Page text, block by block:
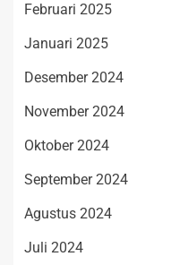
Februari 2025
Januari 2025
Desember 2024
November 2024
Oktober 2024
September 2024
Agustus 2024
Juli 2024